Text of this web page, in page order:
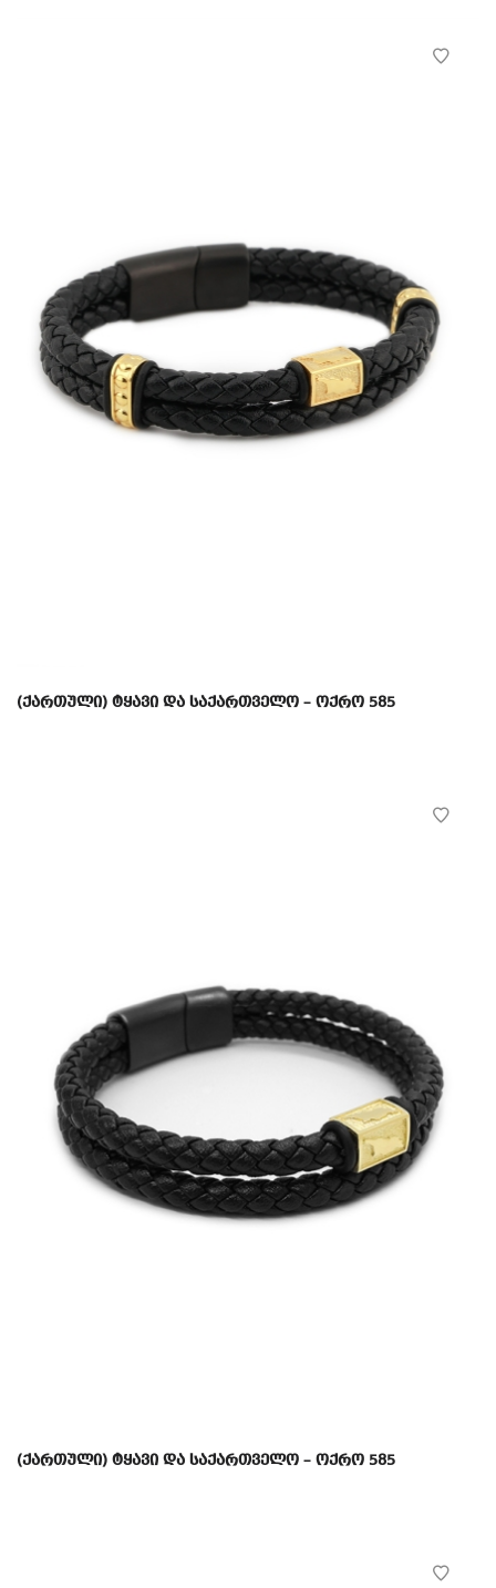
(ქართული) ტყავი და საქართველო – ოქრო 585
(ქართული) ტყავი და საქართველო – ოქრო 585